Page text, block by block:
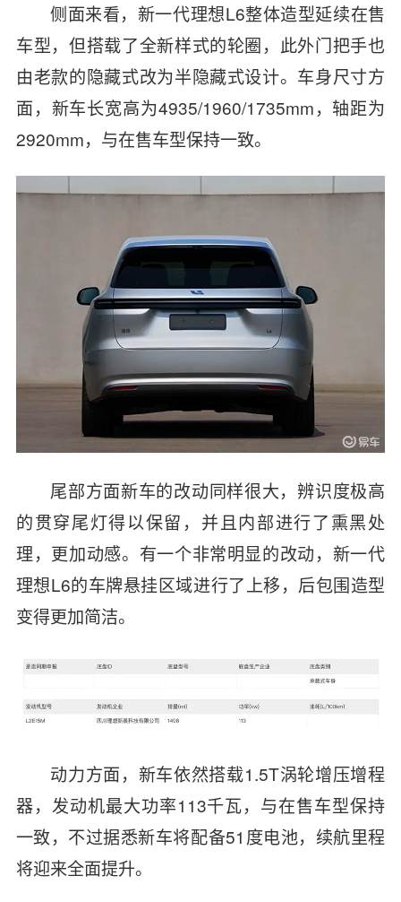
侧面来看，新一代理想L6整体造型延续在售
车型，但搭载了全新样式的轮圈，此外门把手也
由老款的隐藏式改为半隐藏式设计。车身尺寸方
面，新车长宽高为4935/1960/1735mm，轴距为
2920mm，与在售车型保持一致。
尾部方面新车的改动同样很大，辨识度极高
的贯穿尾灯得以保留，并且内部进行了熏黑处
理，更加动感。有一个非常明显的改动，新一代
理想L6的车牌悬挂区域进行了上移，后包围造型
变得更加简洁。
动力方面， 新车依然搭载1.5T涡轮增压增程
器，发动机最大功率113千瓦，与在售车型保持
一致，不过据悉新车将配备51度电池，续航里程
将迎来全面提升。